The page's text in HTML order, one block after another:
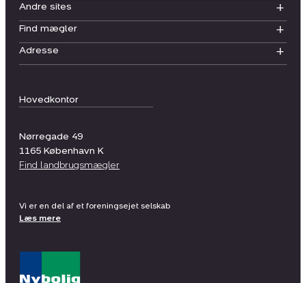
Hovedkontor
Nørregade 49
1165 København K
Find landbrugsmægler
Andre sites
Find mægler
Adresse
Vi er en del af et foreningsejet selskab
Læs mere